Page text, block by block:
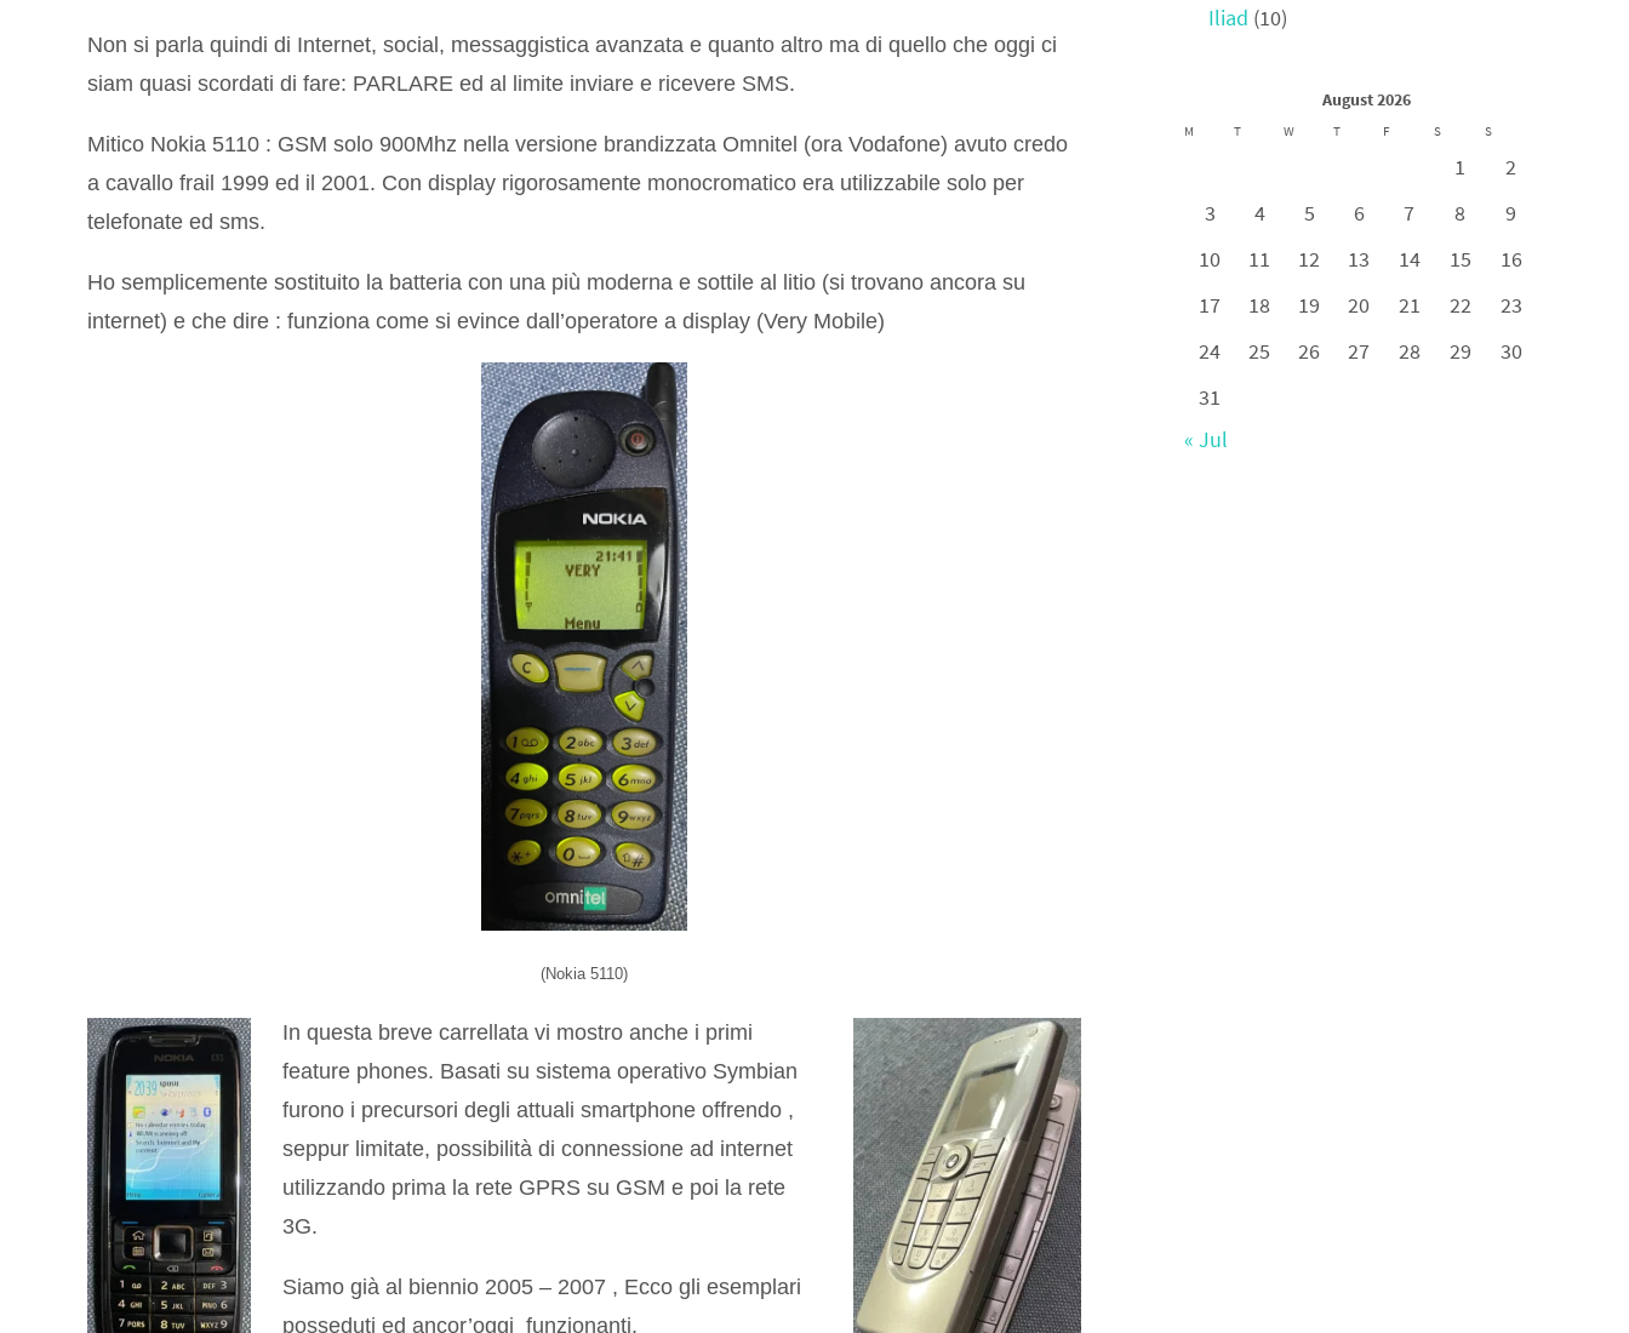
Non si parla quindi di Internet, social, messaggistica avanzata e quanto altro ma di quello che oggi ci
siam quasi scordati di fare: PARLARE ed al limite inviare e ricevere SMS.
Mitico Nokia 5110 : GSM solo 900Mhz nella versione brandizzata Omnitel (ora Vodafone) avuto credo
a cavallo frail 1999 ed il 2001. Con display rigorosamente monocromatico era utilizzabile solo per
telefonate ed sms.
Ho semplicemente sostituito la batteria con una più moderna e sottile al litio (si trovano ancora su
internet) e che dire : funziona come si evince dall’operatore a display (Very Mobile)
(Nokia 5110)
In questa breve carrellata vi mostro anche i primi
feature phones. Basati su sistema operativo Symbian
furono i precursori degli attuali smartphone offrendo ,
seppur limitate, possibilità di connessione ad internet
utilizzando prima la rete GPRS su GSM e poi la rete
3G.
Siamo già al biennio 2005 – 2007 , Ecco gli esemplari
posseduti ed ancor’oggi funzionanti.
Iliad (10)
August 2026
M T W T F S S
1
2
3
4 5 6 7 8
9
10
11 12 13 14 15
16
17
18 19 20 21 22
23
24
25 26 27 28 29
30
31
« Jul